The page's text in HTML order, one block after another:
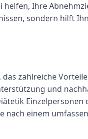
Ihre
sondern hilft
zahlreiche
und
nach einem